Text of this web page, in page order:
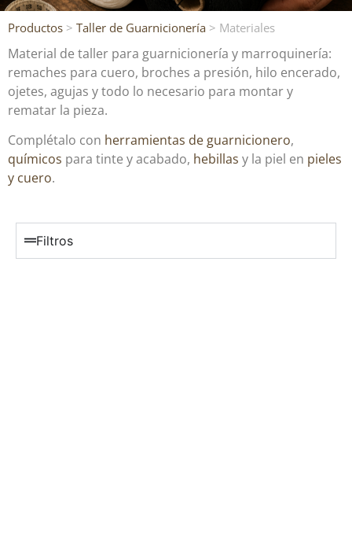
Productos > Taller de Guarnicionería > Materiales
Material de taller para guarnicionería y marroquinería:
remaches para cuero, broches a presión, hilo encerado,
ojetes, agujas y todo lo necesario para montar y
rematar la pieza.
Complétalo con herramientas de guarnicionero,
químicos para tinte y acabado, hebillas y la piel en pieles
y cuero.
Filtros